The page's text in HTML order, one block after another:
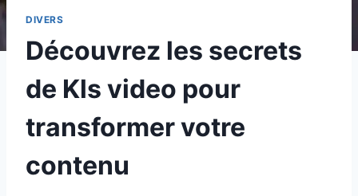
DIVERS
Découvrez les secrets
de Kls video pour
transformer votre
contenu